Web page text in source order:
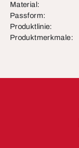
Material:
Passform:
Produktlinie:
Produktmerkmale: